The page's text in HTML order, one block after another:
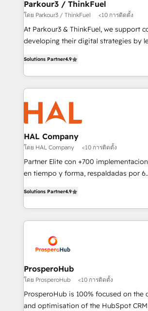
a global consultancy with the care and
boutique firm. At Triario, we’re big
but small enough to listen. Our Services: HubSpot
implementations & data migration
Website design Let’s turn your CRM into your growth
engine!
Parkour3 / ThinkFuel
โดย Parkour3 / ThinkFuel <10 การติดตั้ง
At Parkour3 & ThinkFuel, we support
developing their digital strategies by
sales processes to generate growth.
from Strategy to Operations. We
onboarding and implementation, web
& marketing automation, and digital
extensive experience working with
and manufacturers since 2002, we are
empowering our clients and
autonomy. Get to grips with HubSpot
guided implementation and seamless
the CRM platform into your digital
marketing strategy? We'll provide
to your needs and sales objectives.
Accreditations. Based in Canada
services are offered in both English &
Solutions Partner4.9
HAL Company
โดย HAL Company <10 การติดตั้ง
Partner Elite con +700
en tiempo y forma, respaldadas por 6
Certified Trainers avalados por
Acompañamos a las empresas en
crecimiento integrando estrategia,
reales. Nos caracterizamos por
técnica con una mirada estratégica a
Solutions Partner4.9
ProsperoHub
โดย ProsperoHub <10 การติดตั้ง
ProsperoHub is 100% focused on the
and optimisation of the HubSpot CRM